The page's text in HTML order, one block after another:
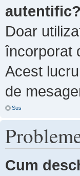
autentific?
Doar
încorporat
Acest
de
Sus
Cum